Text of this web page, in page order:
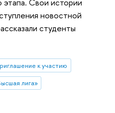
этапа. Свои истории
новостной
студенты
к участию
лига»